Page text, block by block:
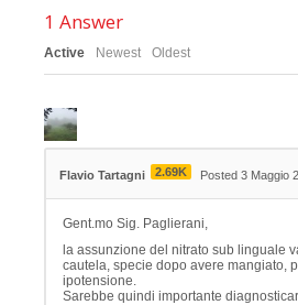
1 Answer
Active Newest Oldest
Flavio Tartagni 2.69K Posted 3 Maggio
Gent.mo Sig. Paglierani,
la assunzione del nitrato sub linguale
cautela, specie dopo avere mangiato,
ipotensione.
Sarebbe quindi importante